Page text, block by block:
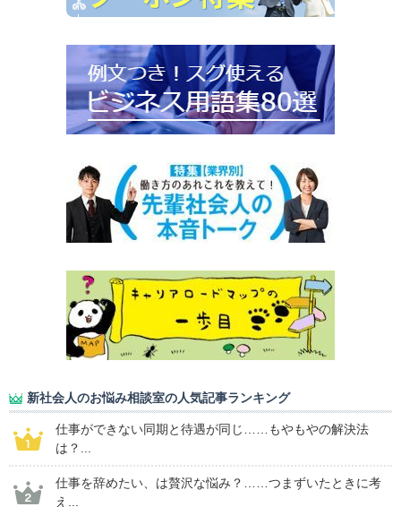
新社会人のお悩み相談室の人気記事ランキング
仕事ができない同期と待遇が同じ……もやもやの解決法
は？...
仕事を辞めたい、は贅沢な悩み？……つまずいたときに考
え...